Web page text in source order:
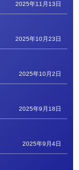
2025年11月13日
2025年10月23日
2025年10月2日
2025年9月18日
2025年9月4日